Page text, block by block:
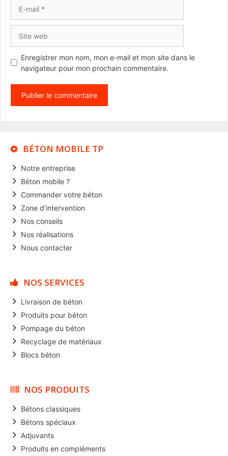
mail
web
Enregistrer mon nom, mon e-mail et mon site dans le
navigateur pour mon prochain commentaire.
BÉTON MOBILE TP
Notre entreprise
Béton mobile ?
Commander votre béton
Zone d’intervention
Nos conseils
Nos réalisations
Nous contacter
NOS SERVICES
Livraison de béton
Produits pour béton
Pompage du béton
Recyclage de matériaux
Blocs béton
NOS PRODUITS
Bétons classiques
Bétons spéciaux
Adjuvants
Produits en compléments